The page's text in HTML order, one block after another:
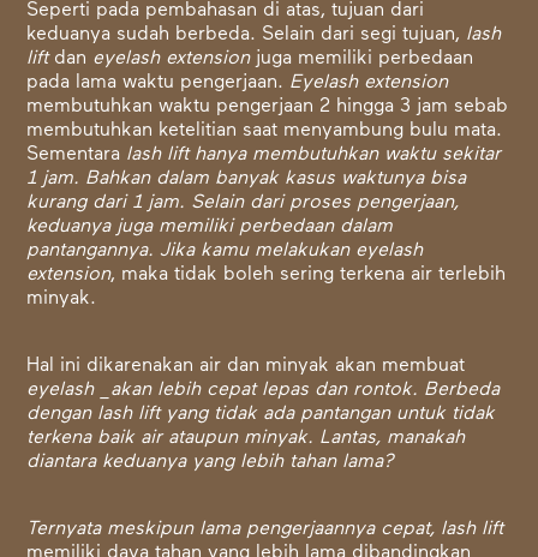
Seperti pada pembahasan di atas, tujuan dari
keduanya sudah berbeda. Selain dari segi tujuan, lash
liftdan eyelash extensionjuga memiliki perbedaan
pada lama waktu pengerjaan. Eyelash extension
membutuhkan waktu pengerjaan 2 hingga 3 jam sebab
membutuhkan ketelitian saat menyambung bulu mata.
Sementara lash lift hanya membutuhkan waktu sekitar
1 jam. Bahkan dalam banyak kasus waktunya bisa
kurang dari 1 jam. Selain dari proses pengerjaan,
keduanya juga memiliki perbedaan dalam
pantangannya. Jika kamu melakukan eyelash
extension, maka tidak boleh sering terkena air terlebih
minyak.
Hal ini dikarenakan air dan minyak akan membuat
eyelash _akan lebih cepat lepas dan rontok. Berbeda
dengan lash lift yang tidak ada pantangan untuk tidak
terkena baik air ataupun minyak. Lantas, manakah
diantara keduanya yang lebih tahan lama?
Ternyata meskipun lama pengerjaannya cepat, lash lift